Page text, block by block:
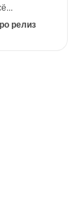
релиз